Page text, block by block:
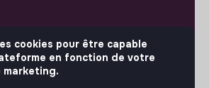
cookies pour être capable
en fonction de votre
marketing.